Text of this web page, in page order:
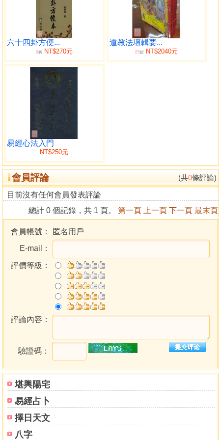
堪輿陽宅
易經占卜
擇日天文
八字
六十四卦方便...
9折NT$270元
道教法壇輯要...
85折 NT$2040元
易經心法入門
NT$250元
會員評論 (共0條評論)
目前沒有任何會員發表評論
總計 0 個記錄，共 1 頁。 第一頁 上一頁 下一頁 最末頁
會員帳號：
匿名用戶
E-mail：
評價等級：
評論內容：
驗證碼：